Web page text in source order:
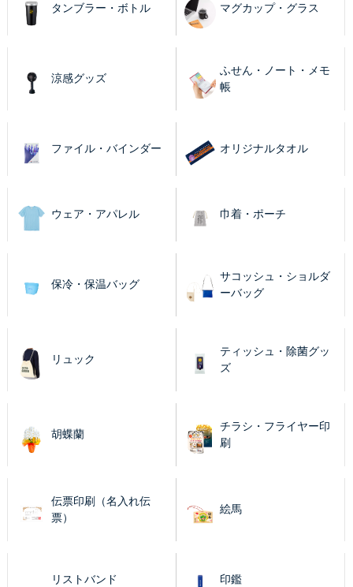
タンブラー・ボトル マグカップ・グラス
涼感グッズ
ふせん・ノート・メモ
帳
ファイル・バインダー オリジナルタオル
ウェア・アパレル 巾着・ポーチ
保冷・保温バッグ
サコッシュ・ショルダ
ーバッグ
リュック
ティッシュ・除菌グッ
ズ
胡蝶蘭
チラシ・フライヤー印
刷
伝票印刷（名入れ伝
票）
絵馬
リストバンド 印鑑